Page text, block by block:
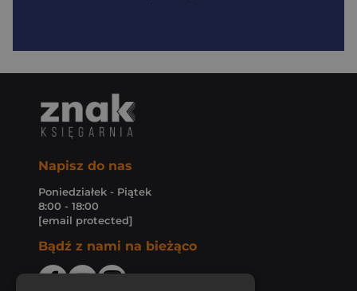
Napisz do nas
Poniedziałek - Piątek
8:00 - 18:00
[email protected]
Bądź z nami na bieżąco